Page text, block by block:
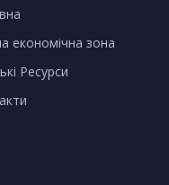
економічна зона
Ресурси